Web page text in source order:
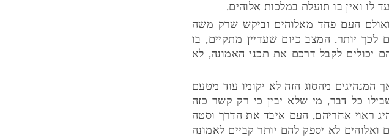
ואין בו תועלת במלכות אלוהים.
העם פחד מאלוהים וביקש שרק משה
לכך יותר. המצב כיום שעדיין מתקיים, בו
יכולים לקבל דרכם את תכני האמונה, לא
מהסוג הזה לא יקומו עוד מטעם
כל דבר, מי שלא יבין כי רק קשר כזה
ראוי אחריהם, העם איבד את הדרך וסטה
לא יספק להם יותר קביים לאמונה